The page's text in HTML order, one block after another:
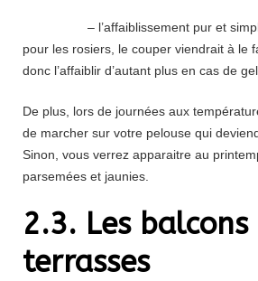
– l’affaiblissement pur et simple
pour les rosiers, le couper viendrait à le
donc l’affaiblir d’autant plus en cas de
De plus, lors de journées aux
de marcher sur votre pelouse qui
Sinon, vous verrez apparaitre au
parsemées et jaunies.
2.3. Les
terrasses